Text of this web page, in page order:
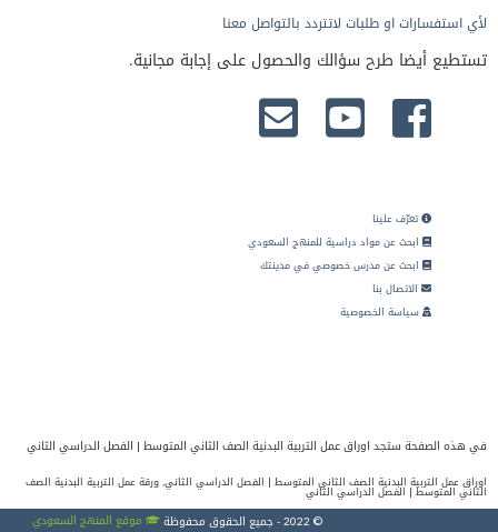
لأي استفسارات او طلبات لاتتردد بالتواصل معنا
تستطيع أيضا طرح سؤالك والحصول على إجابة مجانية.
تعرّف علينا
ابحث عن مواد دراسية للمنهج السعودي
ابحث عن مدرس خصوصي في مدينتك
الاتصال بنا
سياسة الخصوصية
في هذه الصفحة ستجد اوراق عمل التربية البدنية الصف الثاني المتوسط | الفصل الدراسي الثاني
اوراق عمل التربية البدنية الصف الثاني المتوسط | الفصل الدراسي الثاني, ورقة عمل التربية البدنية الصف
الثاني المتوسط | الفصل الدراسي الثاني
© 2022 - جميع الحقوق محفوظة موقع المنهج السعودي